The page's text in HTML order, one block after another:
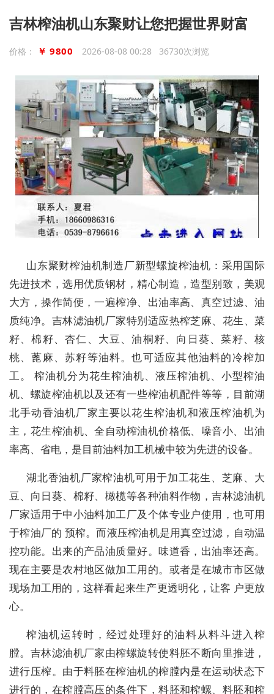
吉林榨油机山东聚财让您把握世界财富
价格： ￥ 9800 2026-08-08 00:28 36730次浏览
山东聚财榨油机制造厂新型螺旋榨油机：采用国际
先进技术，选用优质钢材，精心制造，造型别致，美观
大方，操作简便，一遍榨净、出油率高、真空过滤、油
质纯净。吉林滤油机厂家特别适应热榨芝麻、花生、菜
籽、棉籽、杏仁、大豆、油桐籽、向日葵、菜籽、核
桃、蓖麻、苏籽等油料。也可适应其他油料的冷榨加
工。 榨油机分为花生榨油机、液压榨油机、小型榨油
机、螺旋榨油机以及还有一些榨油机配件等等，目前湖
北手动香油机厂家主要以花生榨油机和液压榨油机为
主，花生榨油机、全自动榨油机价格低、噪音小、出油
率高、省电，是目前油料加工机械中较为先进的设备。
湖北香油机厂家榨油机可用于加工花生、芝麻、大
豆、向日葵、棉籽、橄榄等各种油料作物，吉林滤油机
厂家适用于中小油料加工厂及个体专业户使用，也可用
于榨油厂的 预榨。而液压榨油机是用真空过滤，自动温
控功能。出来的产品油质量好。味道香，出油率还高。
现在主要是农村地区做加工用的。或者是在城市市区做
现场加工用的，这样看起来生产更透明化，让客 户更放
心。
榨油机运转时，经过处理好的油料从料斗进入榨
膛。吉林滤油机厂家由榨螺旋转使料胚不断向里推进，
进行压榨。由于料胚在榨油机的榨膛内是在运动状态下
进行的，在榨膛高压的条件下，料胚和榨螺、料胚和榨